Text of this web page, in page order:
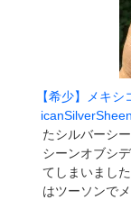
【希少】メキ
たシルバーシ
シーンオブシ
てしまいまし
はツーソンで